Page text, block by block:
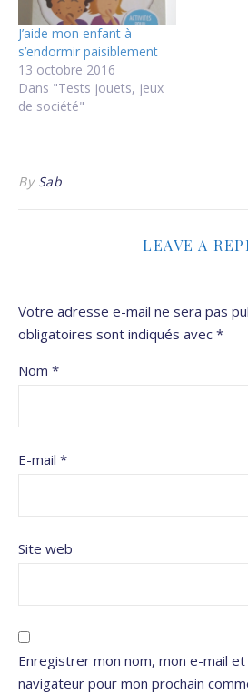
J’aide mon enfant à
s’endormir paisiblement
13 octobre 2016
Dans "Tests jouets, jeux
de société"
By Sab
LEAVE A
Votre adresse e-mail ne sera pas
obligatoires sont indiqués avec *
Nom *
E-mail *
Site web
Enregistrer mon nom, mon e-mail
navigateur pour mon prochain